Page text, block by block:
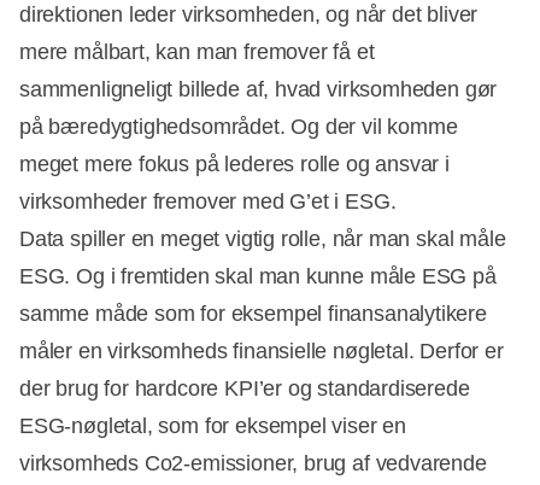
direktionen leder virksomheden, og når det bliver
mere målbart, kan man fremover få et
sammenligneligt billede af, hvad virksomheden gør
på bæredygtighedsområdet. Og der vil komme
meget mere fokus på lederes rolle og ansvar i
virksomheder fremover med G’et i ESG.
Data spiller en meget vigtig rolle, når man skal måle
ESG. Og i fremtiden skal man kunne måle ESG på
samme måde som for eksempel finansanalytikere
måler en virksomheds finansielle nøgletal. Derfor er
der brug for hardcore KPI’er og standardiserede
ESG-nøgletal, som for eksempel viser en
virksomheds Co2-emissioner, brug af vedvarende